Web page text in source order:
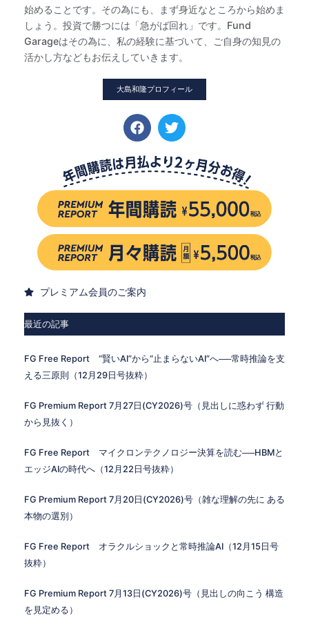
始めることです。その為にも、まず身近なところから始めま
しょう。投資で勝つには「急がば回れ」です。Fund
Garageはその為に、私の経験に基づいて、ご自身の知見の
活かし方などもお伝えしていきます。
大島和隆プロフィール
プレミアム会員のご案内
最近の記事
FG Free Report “賢いAI”から“止まらないAI”へ──常時推論を支
える三原則（12月29日号抜粋）
FG Premium Report 7月27日(CY2026)号（見出しに惑わず 行動
から見抜く）
FG Free Report マイクロンテクノロジー決算を読む──HBMと
エッジAIの時代へ（12月22日号抜粋）
FG Premium Report 7月20日(CY2026)号（雑な理解の先に ある
本物の選別）
FG Free Report オラクルショックと常時推論AI（12月15日号
抜粋）
FG Premium Report 7月13日(CY2026)号（見出しの向こう 構造
を見定める）